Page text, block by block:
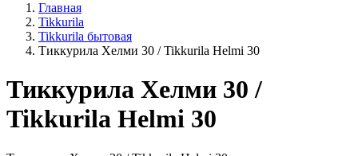
Главная
Tikkurila
Tikkurila бытовая
Тиккурила Хелми 30 / Tikkurila Helmi 30
Тиккурила Хелми 30 /
Tikkurila Helmi 30